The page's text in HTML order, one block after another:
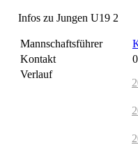
Infos zu Jungen U19 2
Mannschaftsführer
Kontakt
Verlauf